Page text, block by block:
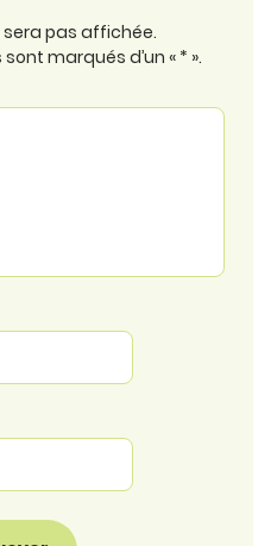
pas affichée.
marqués d’un « * ».